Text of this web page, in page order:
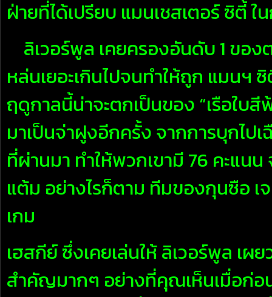
ฝ่ายที่ได้เปรียบ แมนเชสเตอร์ ซิตี้
ลิเวอร์พูล เคยครองอันดับ 1 ขอ
หล่นเยอะเกินไปจนทำให้ถูก แมนฯ
ฤดูกาลนี้น่าจะตกเป็นของ “เรือใบ
มาเป็นจ่าฝูงอีกครั้ง จากการบุกไป
ที่ผ่านมา ทำให้พวกเขามี 76 คะแน
แต้ม อย่างไรก็ตาม ทีมของกุนซือ เ
เกม
เฮสกีย์ ซึ่งเคยเล่นให้ ลิเวอร์พูล เ
สำคัญมากๆ อย่างที่คุณเห็นเมื่อก่อ